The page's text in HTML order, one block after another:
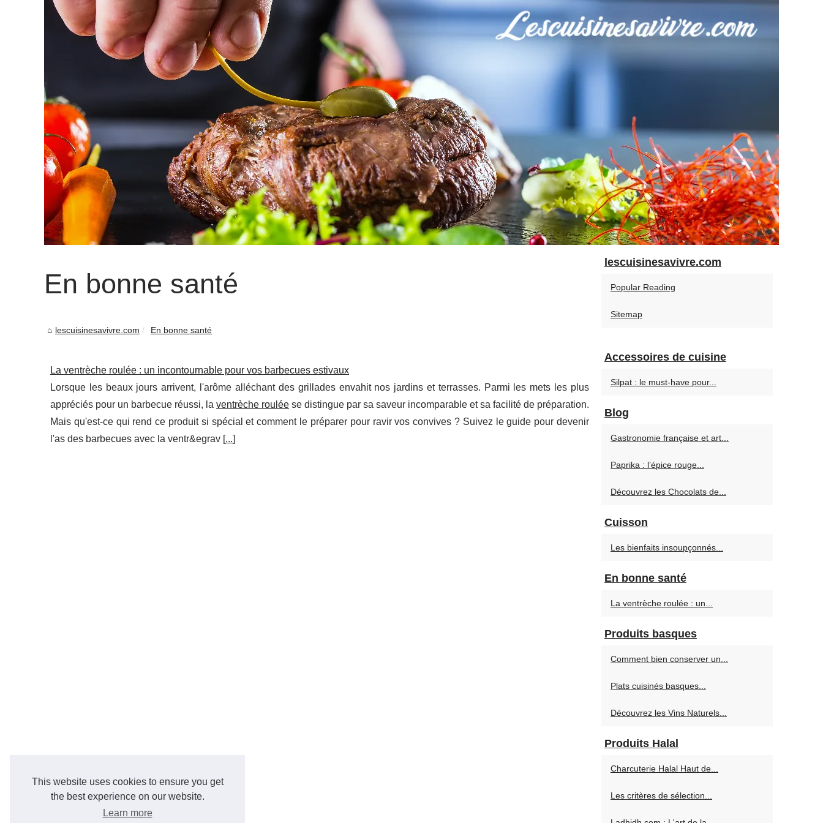
This website uses cookies to ensure you get
the best experience on our website.
Learn more
En bonne santé
lescuisinesavivre.com En bonne santé
La ventrèche roulée : un incontournable pour vos barbecues estivaux
Lorsque les beaux jours arrivent, l'arôme alléchant des grillades envahit nos jardins et terrasses. Parmi les mets les plus
appréciés pour un barbecue réussi, la ventrèche roulée se distingue par sa saveur incomparable et sa facilité de préparation.
Mais qu'est-ce qui rend ce produit si spécial et comment le préparer pour ravir vos convives ? Suivez le guide pour devenir
l'as des barbecues avec la ventr&egrav [...]
lescuisinesavivre.com
Popular Reading
Sitemap
Accessoires de cuisine
Silpat : le must-have pour...
Blog
Gastronomie française et art...
Paprika : l’épice rouge...
Découvrez les Chocolats de...
Cuisson
Les bienfaits insoupçonnés...
En bonne santé
La ventrèche roulée : un...
Produits basques
Comment bien conserver un...
Plats cuisinés basques...
Découvrez les Vins Naturels...
Produits Halal
Charcuterie Halal Haut de...
Les critères de sélection...